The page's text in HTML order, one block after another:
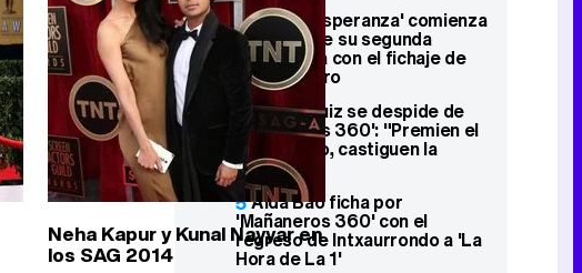
Neha Kapur y Kunal Nayyar en
los SAG 2014
3'Barrio Esperanza' comienza
el rodaje de su segunda
temporada con el fichaje de
María Castro
Javier Ruiz se despide de
'Mañaneros 360': "Premien el
periodismo, castiguen la
basura"
5Aida Bao ficha por
'Mañaneros 360' con el
regreso de Intxaurrondo a 'La
Hora de La 1'